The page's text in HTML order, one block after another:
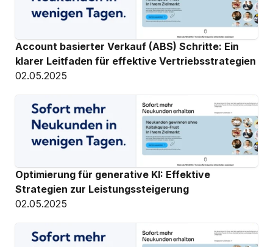
Account basierter Verkauf (ABS) Schritte: Ein
klarer Leitfaden für effektive Vertriebsstrategien
02.05.2025
Optimierung für generative KI: Effektive
Strategien zur Leistungssteigerung
02.05.2025